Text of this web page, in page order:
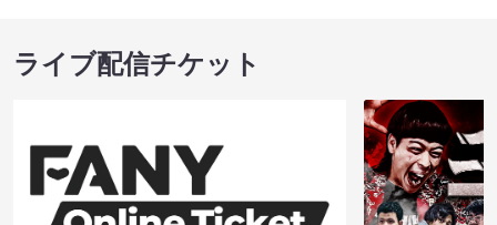
ライブ配信チケット